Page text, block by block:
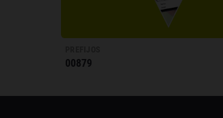
00879